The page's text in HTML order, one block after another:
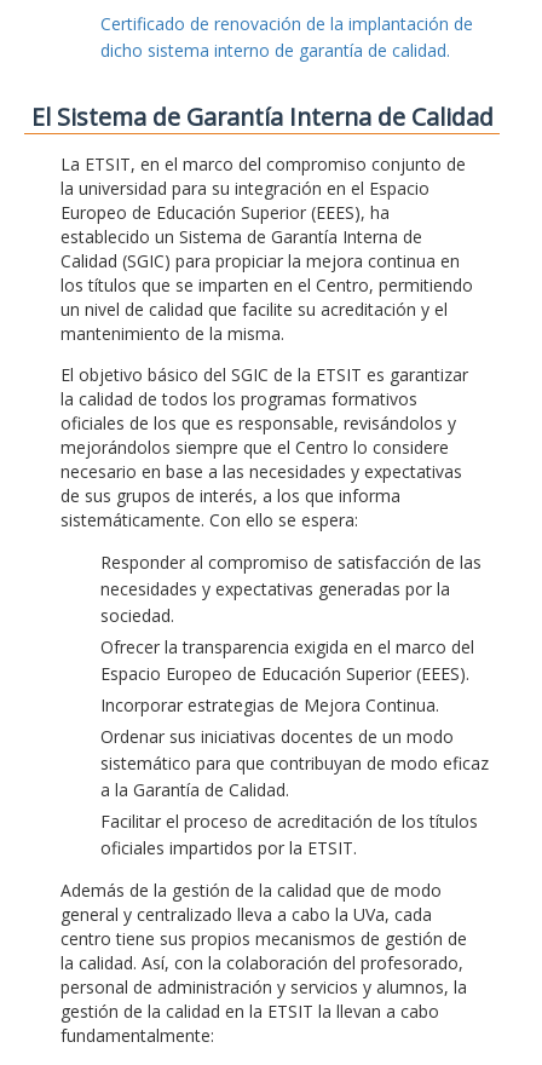
Certificado de renovación de la implantación de
dicho sistema interno de garantía de calidad.
El Sistema de Garantía Interna de Calidad
La ETSIT, en el marco del compromiso conjunto de
la universidad para su integración en el Espacio
Europeo de Educación Superior (EEES), ha
establecido un Sistema de Garantía Interna de
Calidad (SGIC) para propiciar la mejora continua en
los títulos que se imparten en el Centro, permitiendo
un nivel de calidad que facilite su acreditación y el
mantenimiento de la misma.
El objetivo básico del SGIC de la ETSIT es garantizar
la calidad de todos los programas formativos
oficiales de los que es responsable, revisándolos y
mejorándolos siempre que el Centro lo considere
necesario en base a las necesidades y expectativas
de sus grupos de interés, a los que informa
sistemáticamente. Con ello se espera:
Responder al compromiso de satisfacción de las
necesidades y expectativas generadas por la
sociedad.
Ofrecer la transparencia exigida en el marco del
Espacio Europeo de Educación Superior (EEES).
Incorporar estrategias de Mejora Continua.
Ordenar sus iniciativas docentes de un modo
sistemático para que contribuyan de modo eficaz
a la Garantía de Calidad.
Facilitar el proceso de acreditación de los títulos
oficiales impartidos por la ETSIT.
Además de la gestión de la calidad que de modo
general y centralizado lleva a cabo la UVa, cada
centro tiene sus propios mecanismos de gestión de
la calidad. Así, con la colaboración del profesorado,
personal de administración y servicios y alumnos, la
gestión de la calidad en la ETSIT la llevan a cabo
fundamentalmente: